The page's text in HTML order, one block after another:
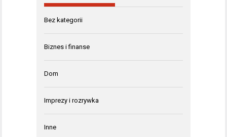
Bez kategorii
Biznes i finanse
Dom
Imprezy i rozrywka
Inne